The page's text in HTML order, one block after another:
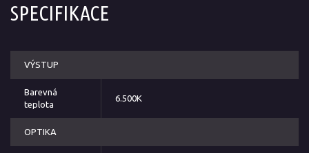
SPECIFIKACE
VÝSTUP
Barevná
teplota
6.500K
OPTIKA